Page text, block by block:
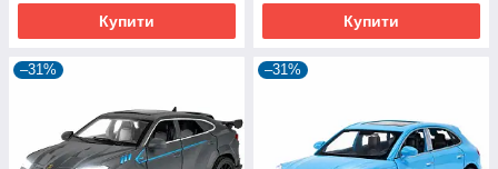
Купити Купити
–31% –31%